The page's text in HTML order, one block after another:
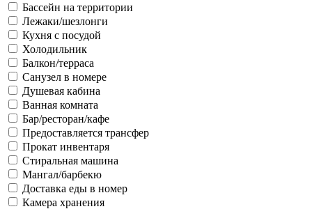
Бассейн на территории
Лежаки/шезлонги
Кухня с посудой
Холодильник
Балкон/терраса
Санузел в номере
Душевая кабина
Ванная комната
Бар/ресторан/кафе
Предоставляется трансфер
Прокат инвентаря
Стиральная машина
Мангал/барбекю
Доставка еды в номер
Камера хранения